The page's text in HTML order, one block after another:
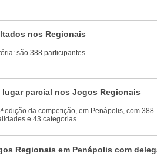
nos Regionais
são 388 participantes
parcial nos Jogos Regionais
edição da competição, em Penápolis, com 388
e 43 categorias
Regionais em Penápolis com